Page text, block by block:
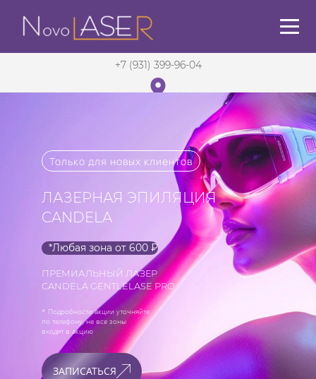
+7 (931) 399-96-04
Только для новых клиентов
ЛАЗЕРНАЯ ЭПИЛЯЦИЯ
CANDELA
*Любая зона от 600 ₽
ПРЕМИАЛЬНЫЙ ЛАЗЕР
CANDELA GENTLELASE PRO
* Подробности акции уточняйте
по телефону, не все зоны
входят в акцию
ЗАПИСАТЬСЯ